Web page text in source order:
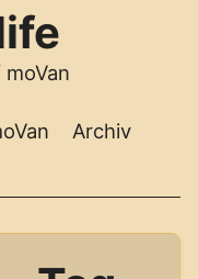
Archiv